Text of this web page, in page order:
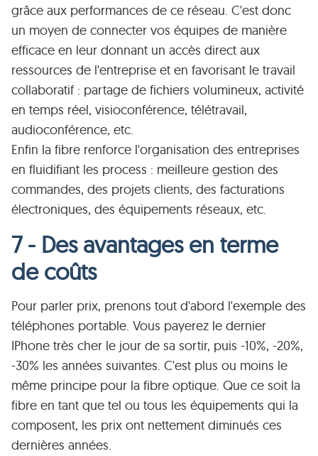
grâce aux performances de ce réseau. C'est donc
un moyen de connecter vos équipes de manière
efficace en leur donnant un accès direct aux
ressources de l'entreprise et en favorisant le travail
collaboratif : partage de fichiers volumineux, activité
en temps réel, visioconférence, télétravail,
audioconférence, etc.
Enfin la fibre renforce l'organisation des entreprises
en fluidifiant les process : meilleure gestion des
commandes, des projets clients, des facturations
électroniques, des équipements réseaux, etc.
7 - Des avantages en terme
de coûts
Pour parler prix, prenons tout d'abord l'exemple des
téléphones portable. Vous payerez le dernier
IPhone très cher le jour de sa sortir, puis -10%, -20%,
-30% les années suivantes. C'est plus ou moins le
même principe pour la fibre optique. Que ce soit la
fibre en tant que tel ou tous les équipements qui la
composent, les prix ont nettement diminués ces
dernières années.